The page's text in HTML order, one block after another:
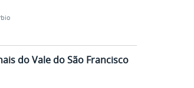
do Vale do São Francisco